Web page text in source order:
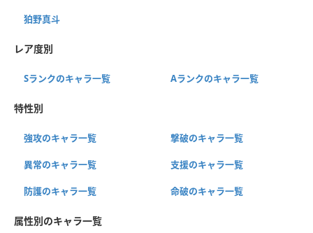
狛野真斗
レア度別
Sランクのキャラ一覧 Aランクのキャラ一覧
特性別
強攻のキャラ一覧 撃破のキャラ一覧
異常のキャラ一覧 支援のキャラ一覧
防護のキャラ一覧 命破のキャラ一覧
属性別のキャラ一覧